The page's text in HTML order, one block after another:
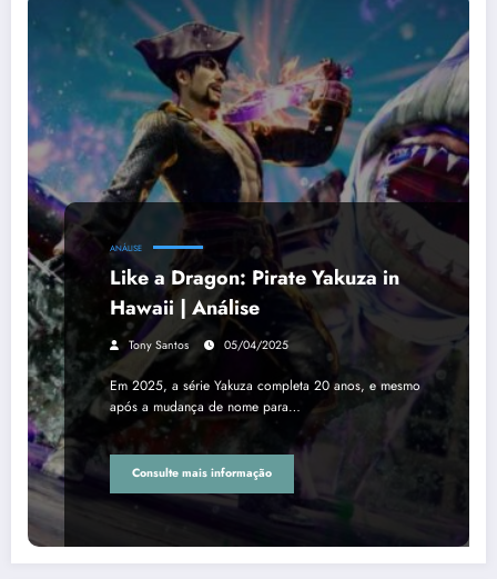
ANÁLISE
Like a Dragon: Pirate Yakuza in
Hawaii | Análise
Tony Santos 05/04/2025
Em 2025, a série Yakuza completa 20 anos, e mesmo
após a mudança de nome para…
Consulte mais informação